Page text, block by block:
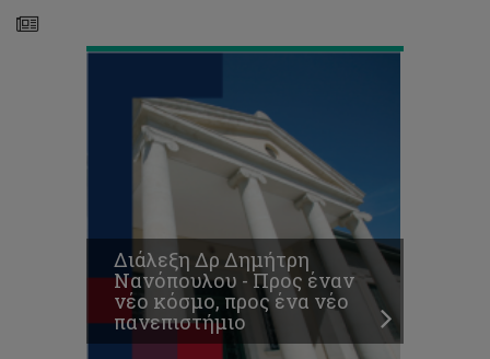
Διάλεξη Δρ Δημήτρη
Νανόπουλου - Προς έναν
νέο κόσμο, προς ένα νέο
πανεπιστήμιο
Προκήρυξη
Μεταπτυχιακές
Σπουδές
Επιπέδου
Μάστερ
(ΜΑ/MSc)
2018-
19